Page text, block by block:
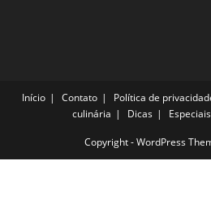
Início Contato Política de
culinária
Dicas Especiais
Copyright - WordPress